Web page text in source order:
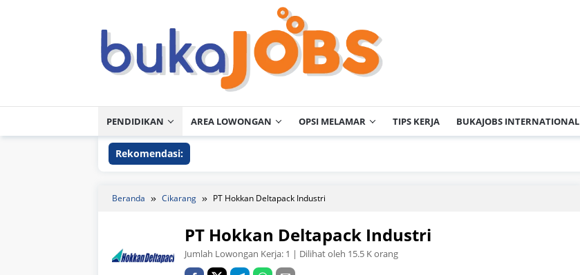
PENDIDIKAN AREA LOWONGAN OPSI MELAMAR TIPS KERJA BUKAJOBS INTERNATIONAL
Rekomendasi:
Beranda Cikarang PT Hokkan Deltapack Industri
PT Hokkan Deltapack Industri
Jumlah Lowongan Kerja: 1 | Dilihat oleh 15.5 K orang